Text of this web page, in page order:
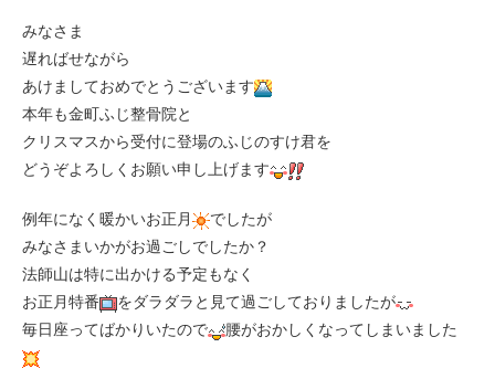
みなさま
遅ればせながら
あけましておめでとうございます
本年も金町ふじ整骨院と
クリスマスから受付に登場のふじのすけ君を
どうぞよろしくお願い申し上げます
例年になく暖かいお正月
でしたが
みなさまいかがお過ごしでしたか？
法師山は特に出かける予定もなく
お正月特番
をダラダラと見て過ごしておりましたが
毎日座ってばかりいたので
腰がおかしくなってしまいました